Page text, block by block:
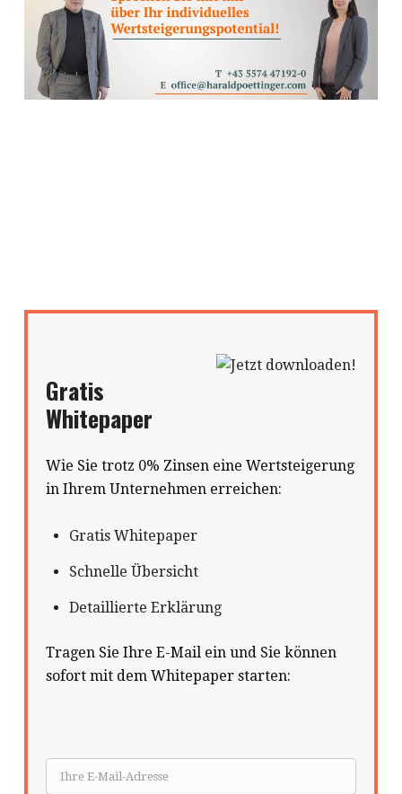
Gratis
Whitepaper
Wie Sie trotz 0% Zinsen eine Wertsteigerung
in Ihrem Unternehmen erreichen:
Gratis Whitepaper
Schnelle Übersicht
Detaillierte Erklärung
Tragen Sie Ihre E-Mail ein und Sie können
sofort mit dem Whitepaper starten: